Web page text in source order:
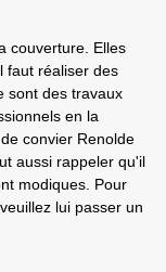
couverture. Elles
faut réaliser des
sont des travaux
en la
convier Renolde
aussi rappeler qu'il
modiques. Pour
lui passer un